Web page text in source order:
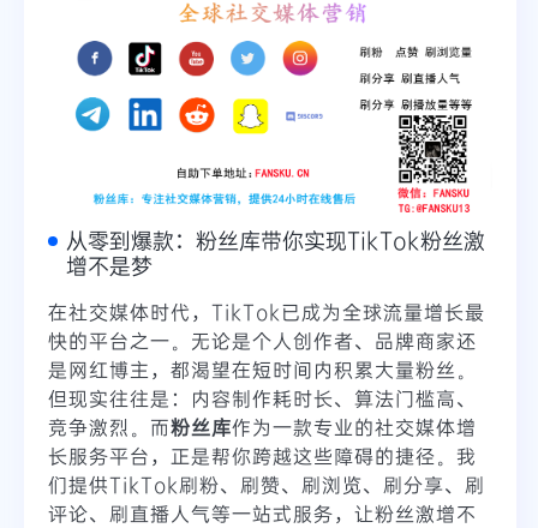
从零到爆款：粉丝库带你实现TikTok粉丝激
增不是梦
在社交媒体时代，TikTok已成为全球流量增长最
快的平台之一。无论是个人创作者、品牌商家还
是网红博主，都渴望在短时间内积累大量粉丝。
但现实往往是：内容制作耗时长、算法门槛高、
竞争激烈。而粉丝库作为一款专业的社交媒体增
长服务平台，正是帮你跨越这些障碍的捷径。我
们提供TikTok刷粉、刷赞、刷浏览、刷分享、刷
评论、刷直播人气等一站式服务，让粉丝激增不